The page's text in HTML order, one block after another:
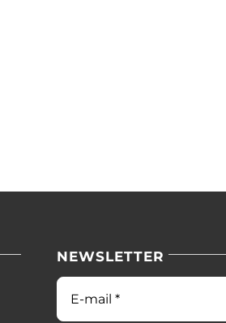
NEWSLETTER
Correo
electrónico